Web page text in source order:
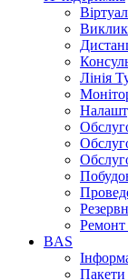
Виклик
Лінія
Ремонт
BAS
Пакети